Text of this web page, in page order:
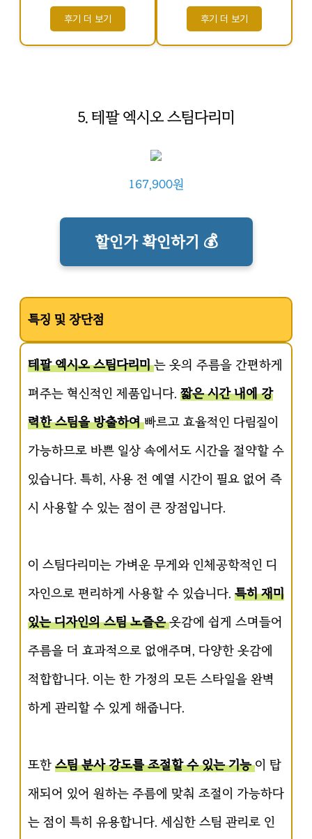
후기 더 보기 후기 더 보기
5. 테팔 엑시오 스팀다리미
167,900원
할인가 확인하기 💰
특징 및 장단점
테팔 엑시오 스팀다리미는 옷의 주름을 간편하게
펴주는 혁신적인 제품입니다. 짧은 시간 내에 강
력한 스팀을 방출하여빠르고 효율적인 다림질이
가능하므로 바쁜 일상 속에서도 시간을 절약할 수
있습니다. 특히, 사용 전 예열 시간이 필요 없어 즉
시 사용할 수 있는 점이 큰 장점입니다.
이 스팀다리미는 가벼운 무게와 인체공학적인 디
자인으로 편리하게 사용할 수 있습니다. 특히 재미
있는 디자인의 스팀 노즐은옷감에 쉽게 스며들어
주름을 더 효과적으로 없애주며, 다양한 옷감에
적합합니다. 이는 한 가정의 모든 스타일을 완벽
하게 관리할 수 있게 해줍니다.
또한 스팀 분사 강도를 조절할 수 있는 기능이 탑
재되어 있어 원하는 주름에 맞춰 조절이 가능하다
는 점이 특히 유용합니다. 세심한 스팀 관리로 인